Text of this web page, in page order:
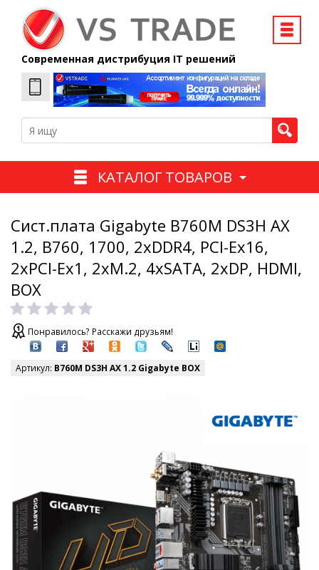
Современная дистрибуция IT решений
КАТАЛОГ ТОВАРОВ
Сист.плата Gigabyte B760M DS3H AX
1.2, B760, 1700, 2xDDR4, PCI-Ex16,
2xPCI-Ex1, 2xM.2, 4xSATA, 2xDP, HDMI,
BOX
Понравилось? Расскажи друзьям!
Артикул: B760M DS3H AX 1.2 Gigabyte BOX